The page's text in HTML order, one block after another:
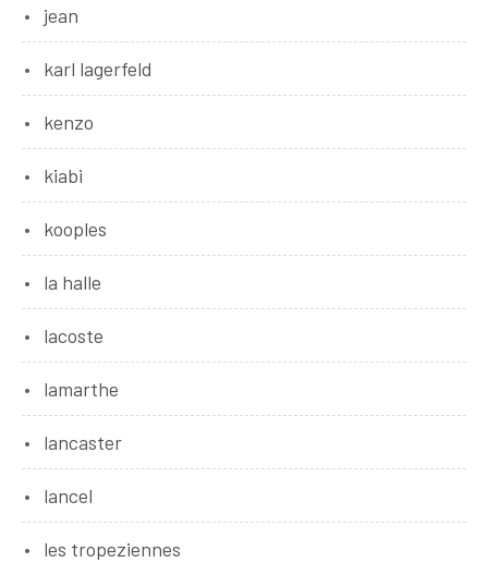
jean
karl lagerfeld
kenzo
kiabi
kooples
la halle
lacoste
lamarthe
lancaster
lancel
les tropeziennes